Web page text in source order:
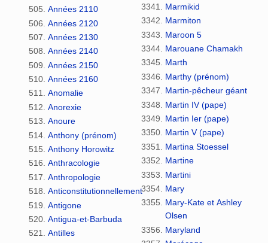
Années 2110
Années 2120
Années 2130
Années 2140
Années 2150
Années 2160
Anomalie
Anorexie
Anoure
Anthony (prénom)
Anthony Horowitz
Anthracologie
Anthropologie
Anticonstitutionnellement
Antigone
Antigua-et-Barbuda
Antilles
Marmikid
Marmiton
Maroon 5
Marouane Chamakh
Marth
Marthy (prénom)
Martin-pêcheur géant
Martin IV (pape)
Martin Ier (pape)
Martin V (pape)
Martina Stoessel
Martine
Martini
Mary
Mary-Kate et Ashley
Olsen
Maryland